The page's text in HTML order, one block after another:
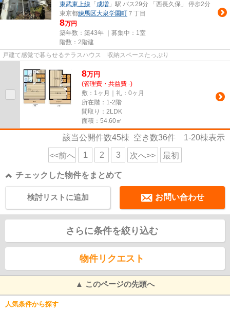
東武東上線 「 成増 」駅 バス29分 「西長久保」 停歩2分
東京都練馬区大泉学園町 ７丁目
8万円
築年数：築43年 ｜募集中： 1室
階数：2階建
戸建て感覚で暮らせるテラスハウス 収納スペースたっぷり
8万円
(管理費・共益費 -)
敷：1ヶ月｜礼：0ヶ月
所在階：1-2階
間取り：2LDK
面積：54.60㎡
該当公開件数45棟 空き数36件 1-20棟表示
<<前へ 1 2 3 次へ>> 最初
チェックした物件をまとめて
お問い合わせ
検討リストに追加
さらに条件を絞り込む
物件リクエスト
▲ このページの先頭へ
人気条件から探す